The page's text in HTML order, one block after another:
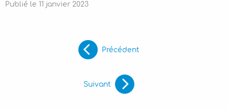
Publié le 11 janvier 2023
Précédent
Suivant